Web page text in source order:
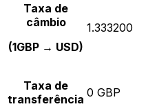
Taxa de
câmbio
(1GBP → USD)
1.333200
Taxa de
transferência 0 GBP